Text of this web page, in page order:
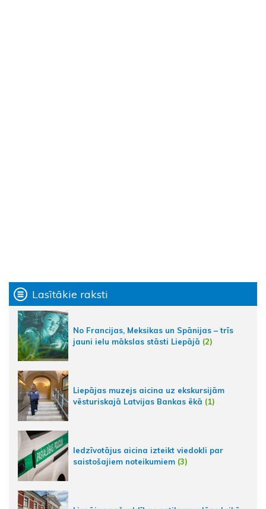
Lasītākie raksti
No Francijas, Meksikas un Spānijas – trīs
jauni ielu mākslas stāsti Liepājā (2)
Liepājas muzejs aicina uz ekskursijām
vēsturiskajā Latvijas Bankas ēkā (1)
Iedzīvotājus aicina izteikt viedokli par
saistošajiem noteikumiem (3)